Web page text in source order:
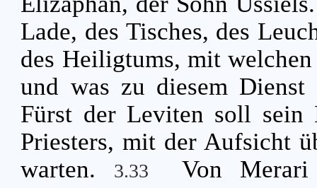
Lade, des Tisches, des
des Heiligtums, mit
und was zu diesem
Fürst der Leviten soll sein
Priesters, mit der Aufsicht
warten.
3.33
Von